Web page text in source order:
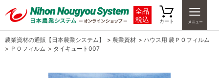
全品
税込
カート
農業資材の通販【日本農業システム】 > 農業資材 > ハウス用 農ＰＯフィルム
> ＰＯフィルム > タイキュート007